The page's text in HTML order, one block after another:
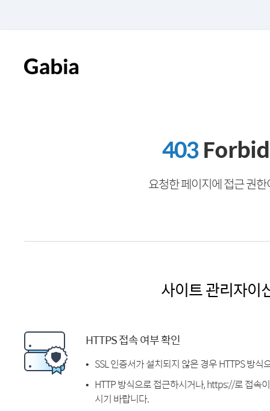
403
요청한 페이지에 접근 권
사이트 관리자이
HTTPS 접속 여부 확인
SSL 인증서가 설치되지 않은 경우 HTTPS 방식
HTTP 방식으로 접근하시거나, https://로 접속
시기 바랍니다.